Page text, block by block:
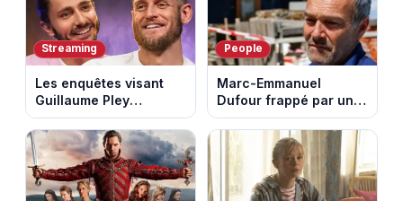
Streaming
Les enquêtes visant
Guillaume Pley
poussent Ragnar Le
Breton à quitter la
tournée Legend
People
Marc-Emmanuel
Dufour frappé par un
terrible incendie : son
chalet part en fumée